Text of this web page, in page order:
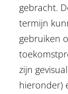
gebracht.
termijn
gebruiken
zijn
hieronder)